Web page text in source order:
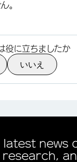
。
役に立ちましたか
いいえ
news
research,